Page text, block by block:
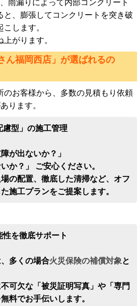
雨漏りによって内部コンクリート
と、膨張してコンクリートを突き破
します。
がります。
ん福岡西店」が選ばれるの
のお客様から、多数の見積もり依頼
ります。
型」の施工管理
が出ないか？」
か？」 ご安心ください。
の配置、徹底した清掃など、オフ
施工プランをご提案します。
を徹底サポート
、多くの場合火災保険の補償対象と
可欠な「被災証明写真」や「専門
料でお手伝いします。